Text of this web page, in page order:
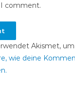
comment.
Akismet,
wie deine